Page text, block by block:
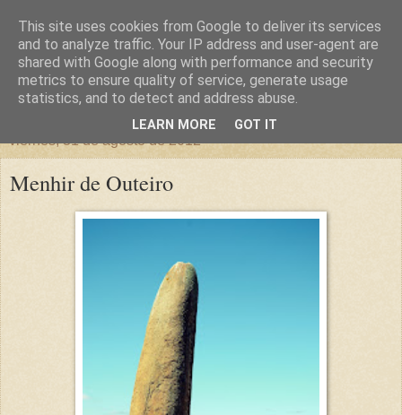
un sitio diferente
una casa para crecer, un castillo para soñar
viernes, 31 de agosto de 2012
Menhir de Outeiro
This site uses cookies from Google to deliver its services
and to analyze traffic. Your IP address and user-agent are
shared with Google along with performance and security
metrics to ensure quality of service, generate usage
statistics, and to detect and address abuse.
LEARN MORE GOT IT